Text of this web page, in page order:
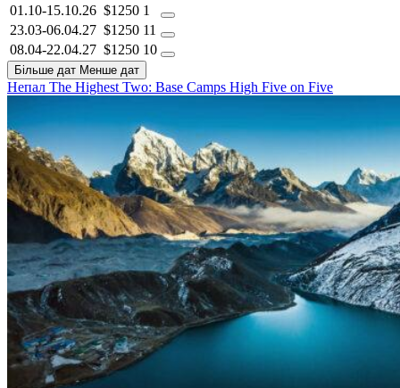
01.10-15.10.26 $1250 1
23.03-06.04.27 $1250 11
08.04-22.04.27 $1250 10
Більше дат Менше дат
Непал The Highest Two: Base Camps High Five on Five